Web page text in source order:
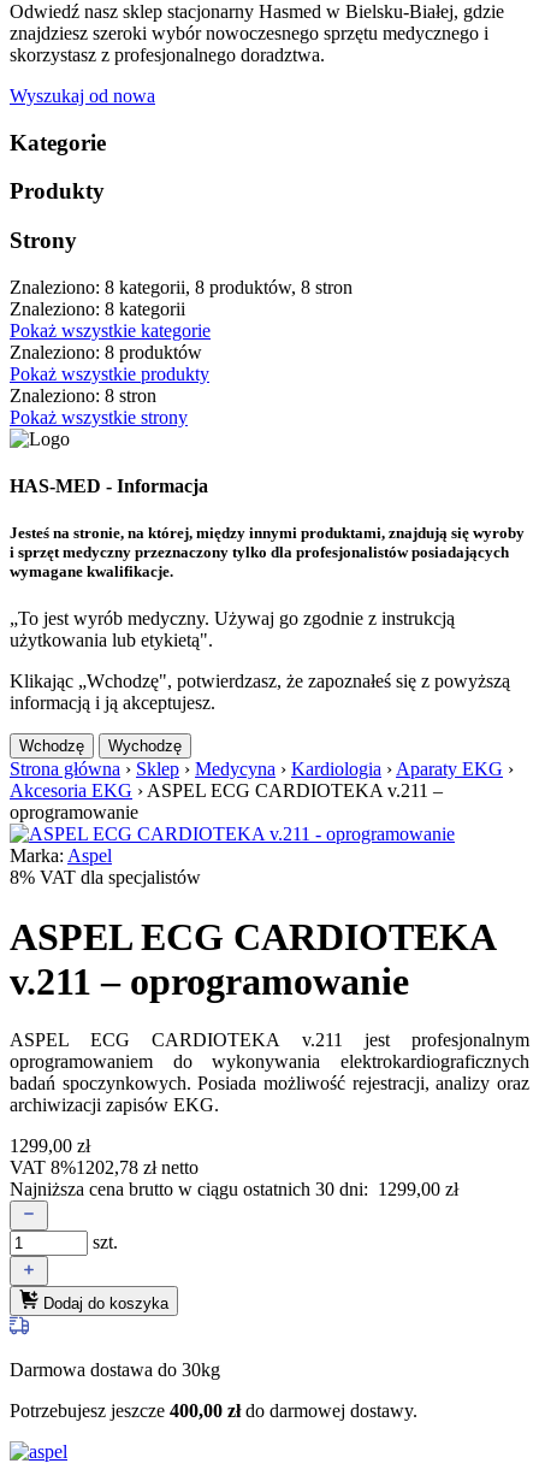
Odwiedź nasz sklep stacjonarny Hasmed w Bielsku-Białej, gdzie
znajdziesz szeroki wybór nowoczesnego sprzętu medycznego i
skorzystasz z profesjonalnego doradztwa.
Wyszukaj od nowa
Kategorie
Produkty
Strony
Znaleziono: 8 kategorii, 8 produktów, 8 stron
Znaleziono: 8 kategorii
Pokaż wszystkie kategorie
Znaleziono: 8 produktów
Pokaż wszystkie produkty
Znaleziono: 8 stron
Pokaż wszystkie strony
HAS-MED - Informacja
Jesteś na stronie, na której, między innymi produktami, znajdują się wyroby
i sprzęt medyczny przeznaczony tylko dla profesjonalistów posiadających
wymagane kwalifikacje.
„To jest wyrób medyczny. Używaj go zgodnie z instrukcją
użytkowania lub etykietą".
Klikając „Wchodzę", potwierdzasz, że zapoznałeś się z powyższą
informacją i ją akceptujesz.
Wchodzę Wychodzę
Strona główna › Sklep › Medycyna › Kardiologia › Aparaty EKG ›
Akcesoria EKG › ASPEL ECG CARDIOTEKA v.211 –
oprogramowanie
Marka: Aspel
8% VAT dla specjalistów
ASPEL ECG CARDIOTEKA
v.211 – oprogramowanie
ASPEL ECG CARDIOTEKA v.211 jest profesjonalnym
oprogramowaniem do wykonywania elektrokardiograficznych
badań spoczynkowych. Posiada możliwość rejestracji, analizy oraz
archiwizacji zapisów EKG.
1299,00 zł
VAT 8%1202,78 złnetto
Najniższa cena brutto w ciągu ostatnich 30 dni: 1299,00 zł
szt.
Dodaj do koszyka
Darmowa dostawa do 30kg
Potrzebujesz jeszcze 400,00 złdo darmowej dostawy.